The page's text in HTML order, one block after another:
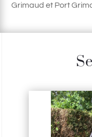
Grimaud et Port